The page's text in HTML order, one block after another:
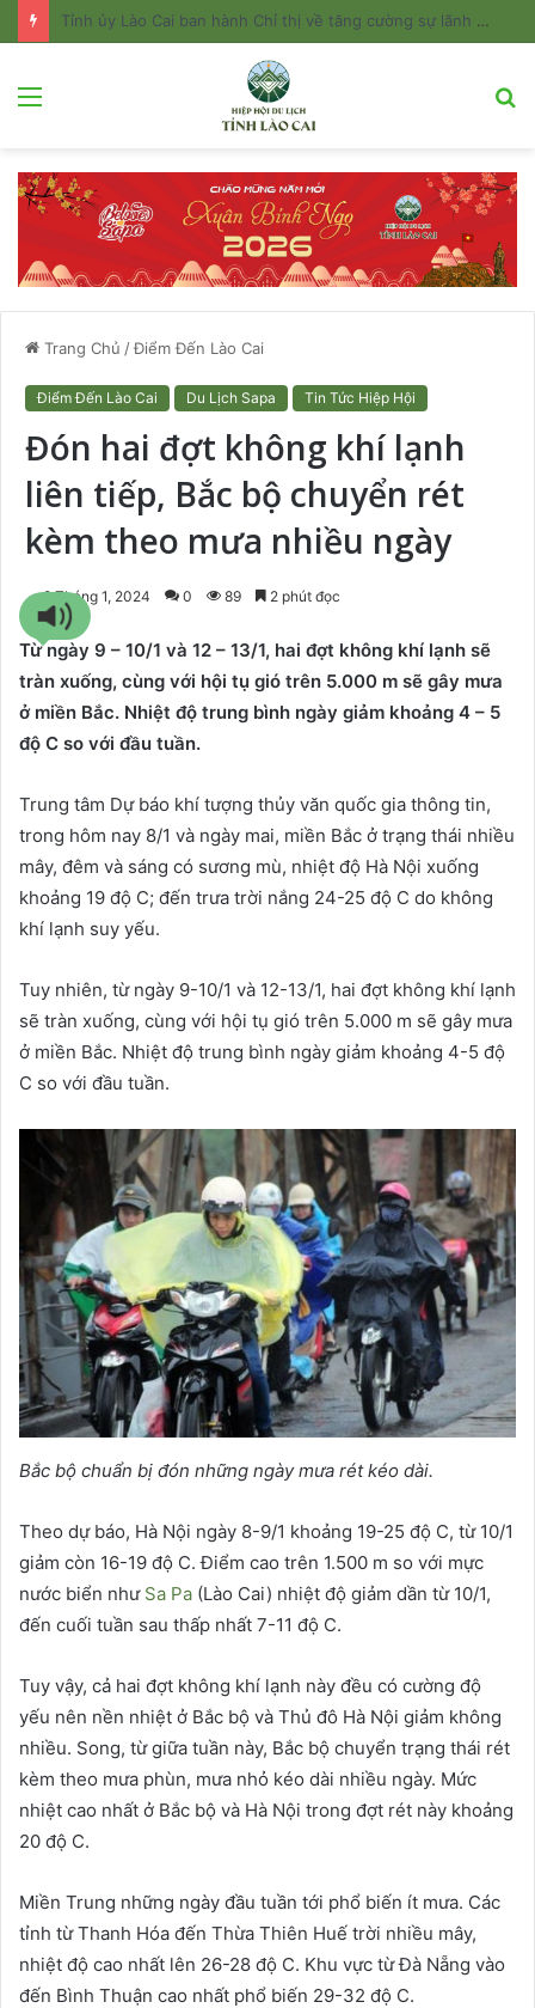
Tỉnh ủy Lào Cai ban hành Chỉ thị về tăng cường sự lãnh đạo của Đảng đối với công tác quản lý và phát triển du lịch
Menu
Trang Chủ /Điểm Đến Lào Cai
Điểm Đến Lào Cai Du Lịch Sapa Tin Tức Hiệp Hội
Đón hai đợt không khí lạnh
liên tiếp, Bắc bộ chuyển rét
kèm theo mưa nhiều ngày
8 Tháng 1, 2024 0 89 2 phút đọc
Từ ngày 9 – 10/1 và 12 – 13/1, hai đợt không khí lạnh sẽ
tràn xuống, cùng với hội tụ gió trên 5.000 m sẽ gây mưa
ở miền Bắc. Nhiệt độ trung bình ngày giảm khoảng 4 – 5
độ C so với đầu tuần.
Trung tâm Dự báo khí tượng thủy văn quốc gia thông tin,
trong hôm nay 8/1 và ngày mai, miền Bắc ở trạng thái nhiều
mây, đêm và sáng có sương mù, nhiệt độ Hà Nội xuống
khoảng 19 độ C; đến trưa trời nắng 24-25 độ C do không
khí lạnh suy yếu.
Tuy nhiên, từ ngày 9-10/1 và 12-13/1, hai đợt không khí lạnh
sẽ tràn xuống, cùng với hội tụ gió trên 5.000 m sẽ gây mưa
ở miền Bắc. Nhiệt độ trung bình ngày giảm khoảng 4-5 độ
C so với đầu tuần.
Bắc bộ chuẩn bị đón những ngày mưa rét kéo dài.
Theo dự báo, Hà Nội ngày 8-9/1 khoảng 19-25 độ C, từ 10/1
giảm còn 16-19 độ C. Điểm cao trên 1.500 m so với mực
nước biển như Sa Pa (Lào Cai) nhiệt độ giảm dần từ 10/1,
đến cuối tuần sau thấp nhất 7-11 độ C.
Tuy vậy, cả hai đợt không khí lạnh này đều có cường độ
yếu nên nền nhiệt ở Bắc bộ và Thủ đô Hà Nội giảm không
nhiều. Song, từ giữa tuần này, Bắc bộ chuyển trạng thái rét
kèm theo mưa phùn, mưa nhỏ kéo dài nhiều ngày. Mức
nhiệt cao nhất ở Bắc bộ và Hà Nội trong đợt rét này khoảng
20 độ C.
Miền Trung những ngày đầu tuần tới phổ biến ít mưa. Các
tỉnh từ Thanh Hóa đến Thừa Thiên Huế trời nhiều mây,
nhiệt độ cao nhất lên 26-28 độ C. Khu vực từ Đà Nẵng vào
đến Bình Thuận cao nhất phổ biến 29-32 độ C.